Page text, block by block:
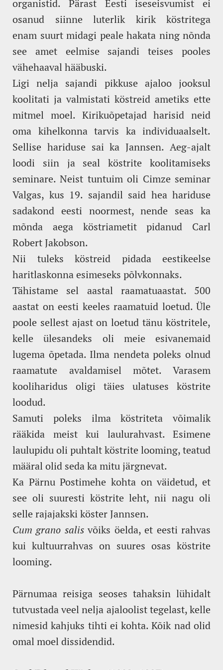
organistid. Pärast Eesti iseseisvumist ei
osanud siinne luterlik kirik köstritega
enam suurt midagi peale hakata ning nõnda
see amet eelmise sajandi teises pooles
vähehaaval hääbuski.
Ligi nelja sajandi pikkuse ajaloo jooksul
koolitati ja valmistati köstreid ametiks ette
mitmel moel. Kirikuõpetajad harisid neid
oma kihelkonna tarvis ka individuaalselt.
Sellise hariduse sai ka Jannsen. Aeg-ajalt
loodi siin ja seal köstrite koolitamiseks
seminare. Neist tuntuim oli Cimze seminar
Valgas, kus 19. sajandil said hea hariduse
sadakond eesti noormest, nende seas ka
mõnda aega köstriametit pidanud Carl
Robert Jakobson.
Nii tuleks köstreid pidada eestikeelse
haritlaskonna esimeseks põlvkonnaks.
Tähistame sel aastal raamatuaastat. 500
aastat on eesti keeles raamatuid loetud. Üle
poole sellest ajast on loetud tänu köstritele,
kelle ülesandeks oli meie esivanemaid
lugema õpetada. Ilma nendeta poleks olnud
raamatute avaldamisel mõtet. Varasem
kooliharidus oligi täies ulatuses köstrite
loodud.
Samuti poleks ilma köstriteta võimalik
rääkida meist kui laulurahvast. Esimene
laulupidu oli puhtalt köstrite looming, teatud
määral olid seda ka mitu järgnevat.
Ka Pärnu Postimehe kohta on väidetud, et
see oli suuresti köstrite leht, nii nagu oli
selle rajajakski köster Jannsen.
Cum grano salisvõiks öelda, et eesti rahvas
kui kultuurrahvas on suures osas köstrite
looming.
Pärnumaa reisiga seoses tahaksin lühidalt
tutvustada veel nelja ajaloolist tegelast, kelle
nimesid kahjuks tihti ei kohta. Kõik nad olid
omal moel dissidendid.